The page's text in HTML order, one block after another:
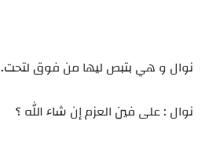
نوال و هي بتبص ليها من فوق لتحت.
نوال : على فين العزم إن شاء الله ؟